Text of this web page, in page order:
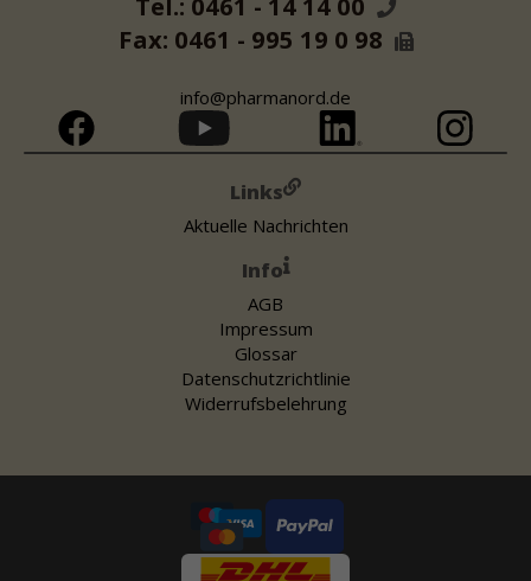
Fax: 0461 - 995 19 0 98
info@pharmanord.de
Links
Aktuelle Nachrichten
Info
AGB
Impressum
Glossar
Datenschutzrichtlinie
Widerrufsbelehrung